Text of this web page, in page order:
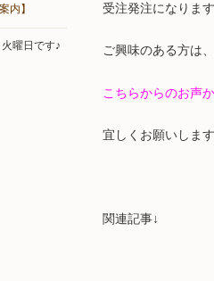
受注発注になります
ご興味のある方は
こちらからのお声
宜しくお願いします
関連記事↓
内】
曜日です♪